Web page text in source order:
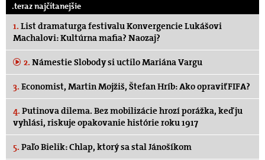
.teraz najčítanejšie
1. List dramaturga festivalu Konvergencie Lukášovi
Machalovi: Kultúrna mafia? Naozaj?
2. Námestie Slobody si uctilo Mariána Vargu
3. Economist, Martin Mojžiš, Štefan Hríb: Ako opraviť FIFA?
4. Putinova dilema. Bez mobilizácie hrozí porážka, keď ju
vyhlási, riskuje opakovanie histórie roku 1917
5. Paľo Bielik: Chlap, ktorý sa stal Jánošíkom